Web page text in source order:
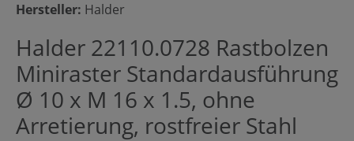
Hersteller: Halder
Halder 22110.0728 Rastbolzen
Miniraster Standardausführung
Ø 10 x M 16 x 1.5, ohne
Arretierung, rostfreier Stahl